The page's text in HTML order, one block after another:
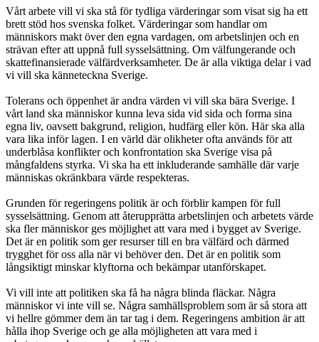
Vårt arbete vill vi ska stå för tydliga värderingar som visat sig ha ett
brett stöd hos svenska folket. Värderingar som handlar om
människors makt över den egna vardagen, om arbetslinjen och en
strävan efter att uppnå full sysselsättning. Om välfungerande och
skattefinansierade välfärdverksamheter. De är alla viktiga delar i vad
vi vill ska känneteckna Sverige.
Tolerans och öppenhet är andra värden vi vill ska bära Sverige. I
vårt land ska människor kunna leva sida vid sida och forma sina
egna liv, oavsett bakgrund, religion, hudfärg eller kön. Här ska alla
vara lika inför lagen. I en värld där olikheter ofta används för att
underblåsa konflikter och konfrontation ska Sverige visa på
mångfaldens styrka. Vi ska ha ett inkluderande samhälle där varje
människas okränkbara värde respekteras.
Grunden för regeringens politik är och förblir kampen för full
sysselsättning. Genom att återupprätta arbetslinjen och arbetets värde
ska fler människor ges möjlighet att vara med i bygget av Sverige.
Det är en politik som ger resurser till en bra välfärd och därmed
trygghet för oss alla när vi behöver den. Det är en politik som
långsiktigt minskar klyftorna och bekämpar utanförskapet.
Vi vill inte att politiken ska få ha några blinda fläckar. Några
människor vi inte vill se. Några samhällsproblem som är så stora att
vi hellre gömmer dem än tar tag i dem. Regeringens ambition är att
hålla ihop Sverige och ge alla möjligheten att vara med i